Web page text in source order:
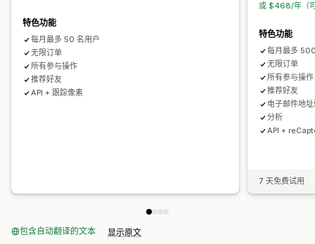
特色功能
每月最多 50 名用户
无限订单
所有参与操作
推荐好友
API + 跟踪像素
或 $468/年（
特色功能
每月最多
无限订单
所有参与操作
推荐好友
电子邮件地
分析
API +
7 天免费试用
包含自动翻译的文本 显示原文